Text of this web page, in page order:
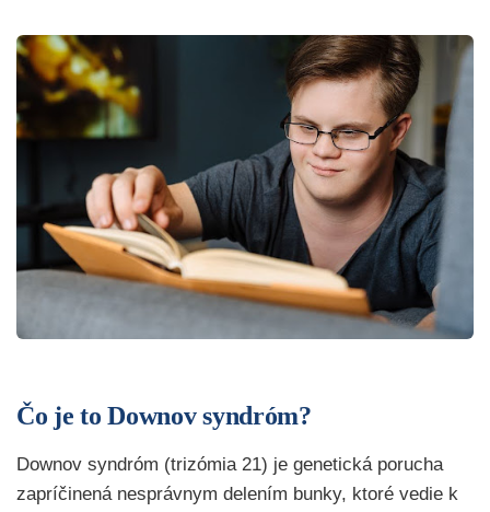
Čo je to Downov syndróm?
Downov syndróm (trizómia 21) je genetická porucha
zapríčinená nesprávnym delením bunky, ktoré vedie k